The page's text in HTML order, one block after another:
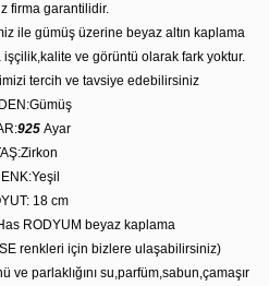
firma garantilidir.
ile gümüş üzerine beyaz altın kaplama
işçilik,kalite ve görüntü olarak fark yoktur.
tercih ve tavsiye edebilirsiniz
925 Ayar
18 cm
RODYUM beyaz kaplama
renkleri için bizlere ulaşabilirsiniz)
ve parlaklığını su,parfüm,sabun,çamaşır